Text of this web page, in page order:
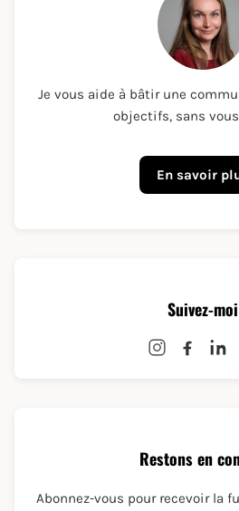
Je vous aide à bâtir une
objectifs, sans
En savoir
Suivez-moi
Restons en
Abonnez-vous pour recevoir la